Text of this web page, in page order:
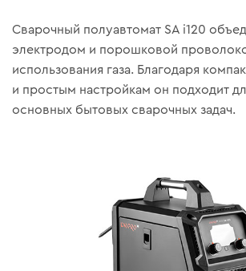
Сварочный полуавтомат SA i120
электродом и порошковой
использования газа. Благодаря
и простым настройкам он подходит
основных бытовых сварочных задач.